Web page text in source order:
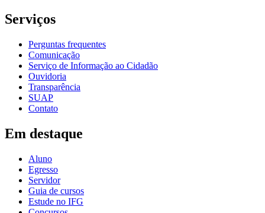
Serviços
Perguntas frequentes
Comunicação
Serviço de Informação ao Cidadão
Ouvidoria
Transparência
SUAP
Contato
Em destaque
Aluno
Egresso
Servidor
Guia de cursos
Estude no IFG